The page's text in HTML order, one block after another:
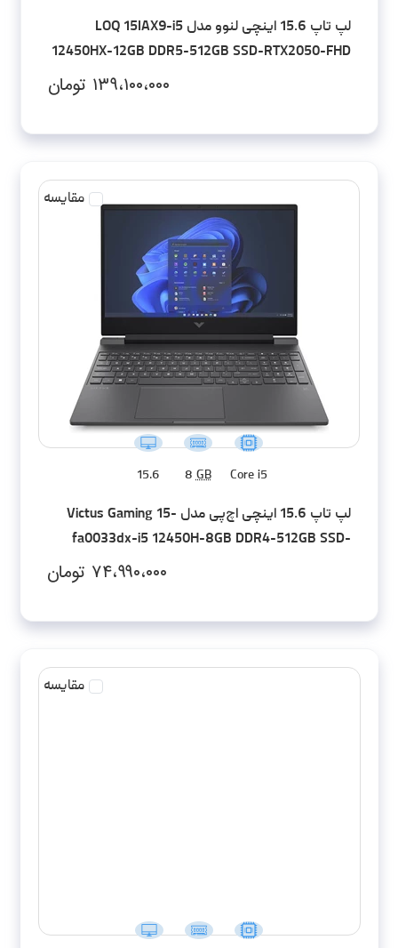
لپ تاپ 15.6 اینچی لنوو مدل LOQ 15IAX9-i5
12450HX-12GB DDR5-512GB SSD-RTX2050-FHD
۱۳۹،۱۰۰،۰۰۰ تومان
مقایسه
Core i5
8GB
15.6
لپ تاپ 15.6 اینچی اچ‌پی مدل Victus Gaming 15-
fa0033dx-i5 12450H-8GB DDR4-512GB SSD-
۷۴،۹۹۰،۰۰۰ تومان
مقایسه